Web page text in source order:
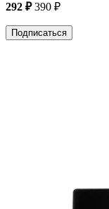
292 ₽ 390 ₽
Подписаться